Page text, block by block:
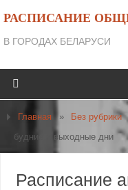
РАСПИСАНИЕ
В ГОРОДАХ БЕЛАРУСИ
Главная » Без рубрики
будние и выходные дни
Расписание